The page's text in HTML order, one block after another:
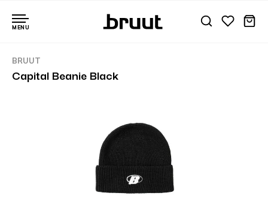
MENU
BRUUT
Capital Beanie Black